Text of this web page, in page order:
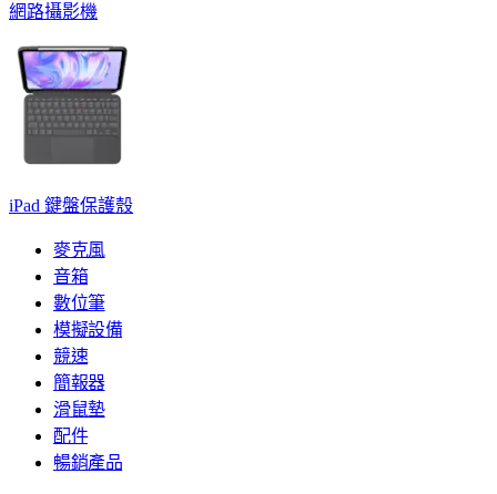
網路攝影機
iPad 鍵盤保護殼
麥克風
音箱
數位筆
模擬設備
競速
簡報器
滑鼠墊
配件
暢銷產品